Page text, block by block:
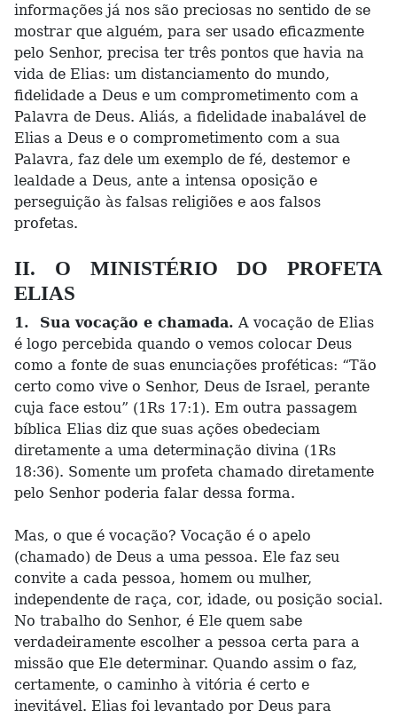
informações já nos são preciosas no sentido de se
mostrar que alguém, para ser usado eficazmente
pelo Senhor, precisa ter três pontos que havia na
vida de Elias: um distanciamento do mundo,
fidelidade a Deus e um comprometimento com a
Palavra de Deus. Aliás, a fidelidade inabalável de
Elias a Deus e o comprometimento com a sua
Palavra, faz dele um exemplo de fé, destemor e
lealdade a Deus, ante a intensa oposição e
perseguição às falsas religiões e aos falsos
profetas.
II. O MINISTÉRIO DO PROFETA
ELIAS
1. Sua vocação e chamada. A vocação de Elias
é logo percebida quando o vemos colocar Deus
como a fonte de suas enunciações proféticas: “Tão
certo como vive o Senhor, Deus de Israel, perante
cuja face estou” (1Rs 17:1). Em outra passagem
bíblica Elias diz que suas ações obedeciam
diretamente a uma determinação divina (1Rs
18:36). Somente um profeta chamado diretamente
pelo Senhor poderia falar dessa forma.
Mas, o que é vocação? Vocação é o apelo
(chamado) de Deus a uma pessoa. Ele faz seu
convite a cada pessoa, homem ou mulher,
independente de raça, cor, idade, ou posição social.
No trabalho do Senhor, é Ele quem sabe
verdadeiramente escolher a pessoa certa para a
missão que Ele determinar. Quando assim o faz,
certamente, o caminho à vitória é certo e
inevitável. Elias foi levantado por Deus para